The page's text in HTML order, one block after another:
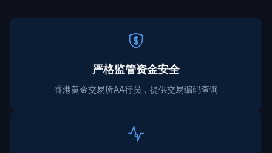
严格监管资金安全
香港黄金交易所AA行员，提供交易编码查询